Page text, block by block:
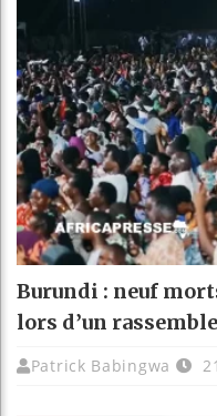
Burundi : neuf
lors d’un
Patrick Babingwa